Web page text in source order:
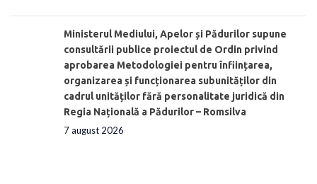
Ministerul Mediului, Apelor și Pădurilor supune
consultării publice proiectul de Ordin privind
aprobarea Metodologiei pentru înființarea,
organizarea și funcționarea subunităților din
cadrul unităților fără personalitate juridică din
Regia Națională a Pădurilor – Romsilva
7 august 2026